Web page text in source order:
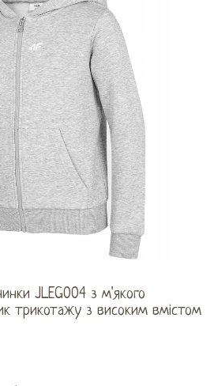
JLEG004 з м'якого
трикотажу з високим вмістом